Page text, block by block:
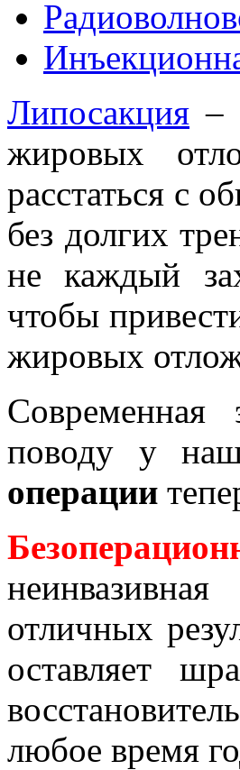
Липосакция –
жировых
расстаться с
без долгих
не каждый
чтобы
жировых
Современная
поводу у
операции
отличных
оставляет
любое время